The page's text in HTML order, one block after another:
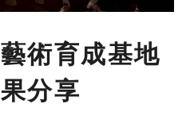
術育成基地
分享